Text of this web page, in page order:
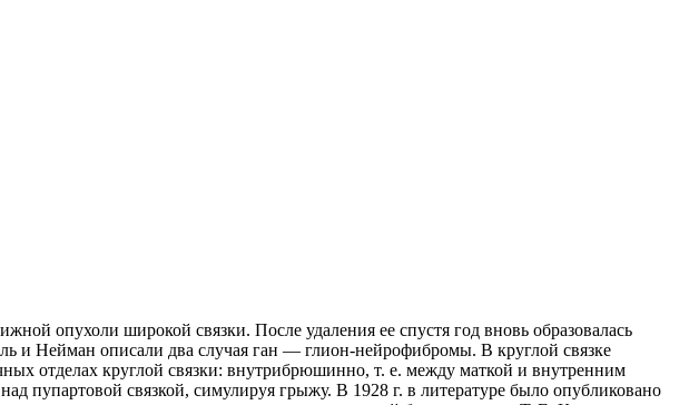
опухоли широкой связки. После удаления ее спустя год вновь образовалась
и Нейман описали два случая ган — глион-нейрофибромы. В круглой связке
отделах круглой связки: внутрибрюшинно, т. е. между маткой и внутренним
пупартовой связкой, симулируя грыжу. В 1928 г. в литературе было опубликовано